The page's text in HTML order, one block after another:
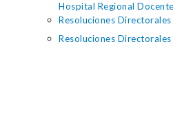
Hospital Regional
Resoluciones Directorales
Resoluciones Directorales